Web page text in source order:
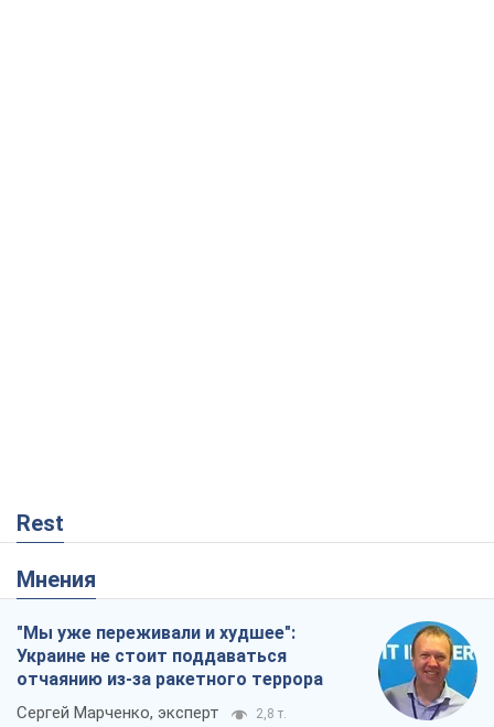
Rest
Мнения
"Мы уже переживали и худшее":
Украине не стоит поддаваться
отчаянию из-за ракетного террора
Сергей Марченко, эксперт 2,8 т.